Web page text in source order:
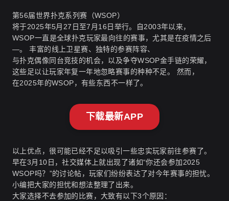
第56届世界扑克系列赛（WSOP）
将于2025年5月27日至7月16日举行。自2003年以来，
WSOP一直是全球扑克玩家最向往的赛事，尤其是在疫情之后
—。 丰富的线上卫星赛、独特的参赛阵容、
与扑克偶像同台竞技的机会，以及争夺WSOP金手链的荣耀，
这些足以让玩家年复一年地忽略赛事的种种不足。 然而，
在2025年的WSOP，有些东西不一样了。
下载最新APP
以上优点，很可能已经不足以吸引一些忠实玩家前往参赛了。
早在3月10日，社交媒体上就出现了诸如“你还会参加2025
WSOP吗？”的讨论帖，玩家们纷纷表达了对今年赛事的担忧。
小编把大家的担忧和想法整理了出来。
大家选择不去参加的比赛，大致有以下3个原因：